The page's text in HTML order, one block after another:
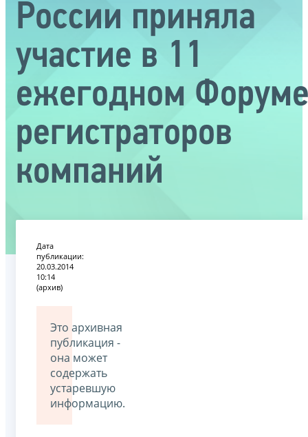
России приняла
участие в 11
ежегодном
регистраторов
компаний
Дата
публикации:
20.03.2014
10:14
(архив)
Это архивная
публикация -
она может
содержать
устаревшую
информацию.